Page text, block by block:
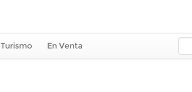
Turismo En Venta